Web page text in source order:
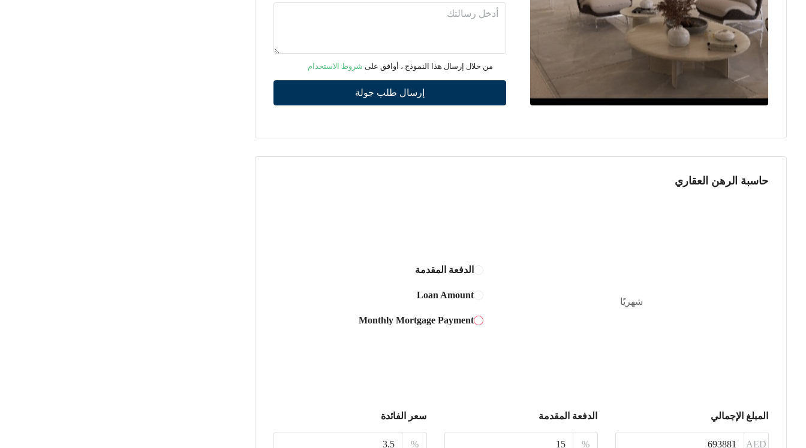
10
أغسطس
الثلاثاء
أغسطس
الأحد
من خلال إرسال هذا النموذج ، أوافق على شروط الاستخدام
إرسال طلب جولة
حاسبة الرهن العقاري
شهريًا
الدفعة المقدمة
Loan Amount
Monthly Mortgage Payment
المبلغ الإجمالي
AED
الدفعة المقدمة
%
سعر الفائدة
%